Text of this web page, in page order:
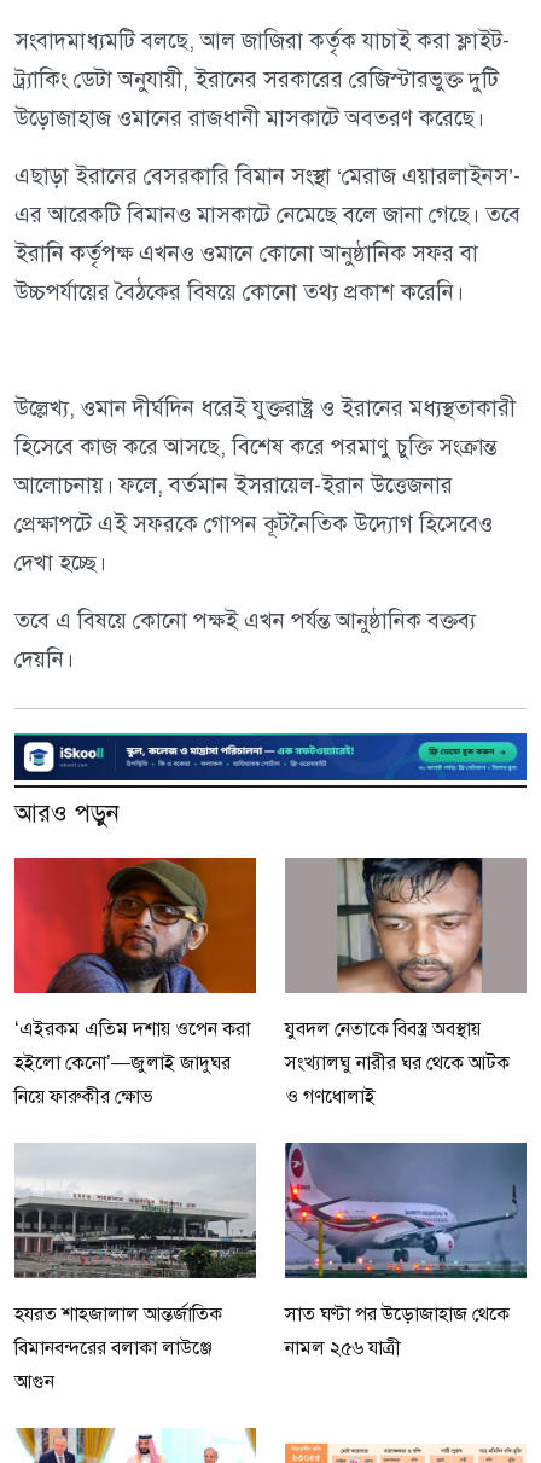
সংবাদমাধ্যমটি বলছে, আল জাজিরা কর্তৃক যাচাই করা ফ্লাইট-
ট্র্যাকিং ডেটা অনুযায়ী, ইরানের সরকারের রেজিস্টারভুক্ত দুটি
উড়োজাহাজ ওমানের রাজধানী মাসকাটে অবতরণ করেছে।
এছাড়া ইরানের বেসরকারি বিমান সংস্থা ‘মেরাজ এয়ারলাইনস’-
এর আরেকটি বিমানও মাসকাটে নেমেছে বলে জানা গেছে। তবে
ইরানি কর্তৃপক্ষ এখনও ওমানে কোনো আনুষ্ঠানিক সফর বা
উচ্চপর্যায়ের বৈঠকের বিষয়ে কোনো তথ্য প্রকাশ করেনি।
উল্লেখ্য, ওমান দীর্ঘদিন ধরেই যুক্তরাষ্ট্র ও ইরানের মধ্যস্থতাকারী
হিসেবে কাজ করে আসছে, বিশেষ করে পরমাণু চুক্তি সংক্রান্ত
আলোচনায়। ফলে, বর্তমান ইসরায়েল-ইরান উত্তেজনার
প্রেক্ষাপটে এই সফরকে গোপন কূটনৈতিক উদ্যোগ হিসেবেও
দেখা হচ্ছে।
তবে এ বিষয়ে কোনো পক্ষই এখন পর্যন্ত আনুষ্ঠানিক বক্তব্য
দেয়নি।
আরও পড়ুন
‘এইরকম এতিম দশায় ওপেন করা
হইলো কেনো’—জুলাই জাদুঘর
নিয়ে ফারুকীর ক্ষোভ
যুবদল নেতাকে বিবস্ত্র অবস্থায়
সংখ্যালঘু নারীর ঘর থেকে আটক
ও গণধোলাই
হযরত শাহজালাল আন্তর্জাতিক
বিমানবন্দরের বলাকা লাউঞ্জে
আগুন
সাত ঘণ্টা পর উড়োজাহাজ থেকে
নামল ২৫৬ যাত্রী